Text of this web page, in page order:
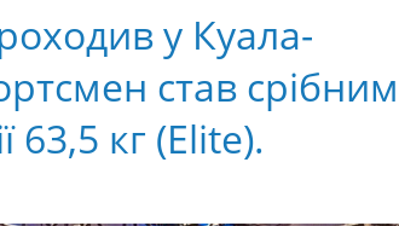
у Куала-
став срібним
63,5 кг (Elite).